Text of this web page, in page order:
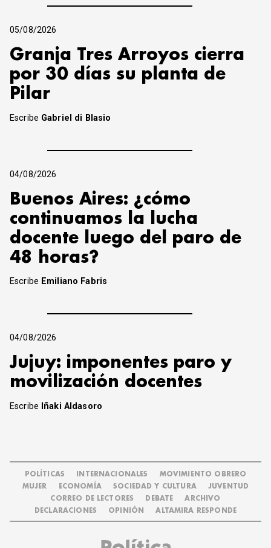
05/08/2026
Granja Tres Arroyos cierra
por 30 días su planta de
Pilar
Escribe Gabriel di Blasio
04/08/2026
Buenos Aires: ¿cómo
continuamos la lucha
docente luego del paro de
48 horas?
Escribe Emiliano Fabris
04/08/2026
Jujuy: imponentes paro y
movilización docentes
Escribe Iñaki Aldasoro
POLÍTICAS INTERNACIONALES
MOVIMIENTO OBRERO
MUJER
ECONOMÍA SOCIEDAD Y CULTURA
JUVENTUD
CORREO DE LECTORES
DEBATE
ARCHIVO
DECLARACIONES
OPINIÓN ALTAMIRA RESPONDE